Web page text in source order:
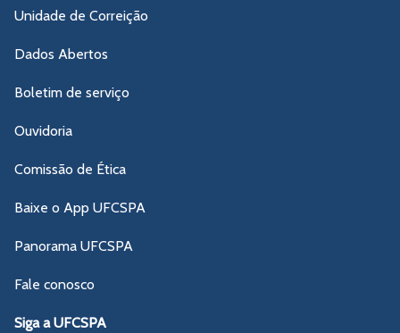
Unidade de Correição
Dados Abertos
Boletim de serviço
Ouvidoria
Comissão de Ética
Baixe o App UFCSPA
Panorama UFCSPA
Fale conosco
Siga a UFCSPA